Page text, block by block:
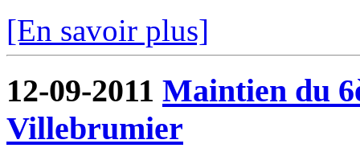
[En savoir plus]
12-09-2011 Maintien du
Villebrumier